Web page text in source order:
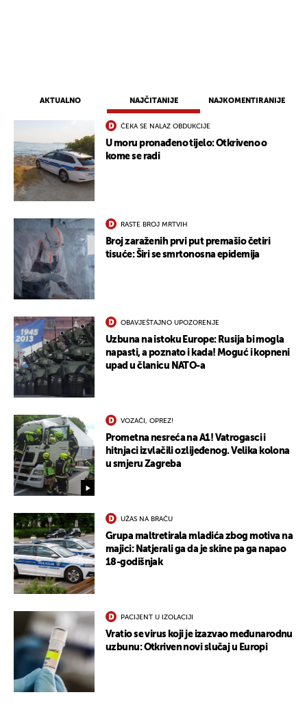
AKTUALNO NAJČITANIJE NAJKOMENTIRANIJE
ČEKA SE NALAZ OBDUKCIJE
U moru pronađeno tijelo: Otkriveno o
kome se radi
RASTE BROJ MRTVIH
Broj zaraženih prvi put premašio četiri
tisuće: Širi se smrtonosna epidemija
OBAVJEŠTAJNO UPOZORENJE
Uzbuna na istoku Europe: Rusija bi mogla
napasti, a poznato i kada! Moguć i kopneni
upad u članicu NATO-a
VOZAČI, OPREZ!
Prometna nesreća na A1! Vatrogasci i
hitnjaci izvlačili ozlijeđenog. Velika kolona
u smjeru Zagreba
UŽAS NA BRAČU
Grupa maltretirala mladića zbog motiva na
majici: Natjerali ga da je skine pa ga napao
18-godišnjak
PACIJENT U IZOLACIJI
Vratio se virus koji je izazvao međunarodnu
uzbunu: Otkriven novi slučaj u Europi
UKLJUČITE NOTIFIKACIJE